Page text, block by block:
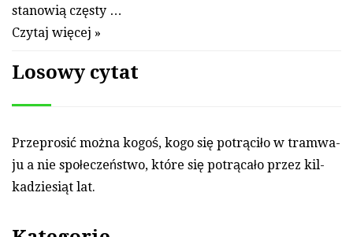
stanowią częsty …
Czytaj więcej »
Losowy cytat
Przep­ro­sić można ko­goś, ko­go się potrąciło w tram­wa­
ju a nie społeczeństwo, które się potrącało przez kil­
kadziesiąt lat.